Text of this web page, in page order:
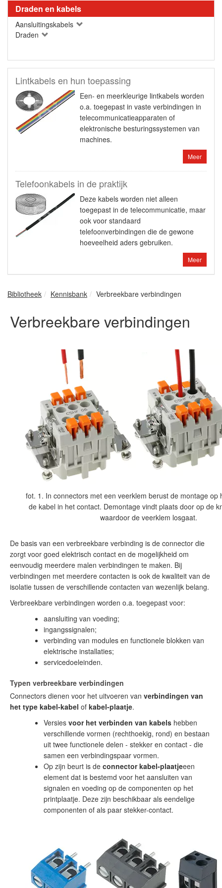
Draden en kabels
Aansluitingskabels
Draden
Lintkabels en hun toepassing
Een- en meerkleurige lintkabels worden
o.a. toegepast in vaste verbindingen in
telecommunicatieapparaten of
elektronische besturingssystemen van
machines.
Meer
Telefoonkabels in de praktijk
Deze kabels worden niet alleen
toegepast in de telecommunicatie, maar
ook voor standaard
telefoonverbindingen die de gewone
hoeveelheid aders gebruiken.
Meer
Bibliotheek Kennisbank Verbreekbare verbindingen
Verbreekbare verbindingen
fot. 1. In connectors met een veerklem berust de montage op
de kabel in het contact. Demontage vindt plaats door op de
waardoor de veerklem losgaat.
De basis van een verbreekbare verbinding is de connector die
zorgt voor goed elektrisch contact en de mogelijkheid om
eenvoudig meerdere malen verbindingen te maken. Bij
verbindingen met meerdere contacten is ook de kwaliteit van de
isolatie tussen de verschillende contacten van wezenlijk belang.
Verbreekbare verbindingen worden o.a. toegepast voor:
aansluiting van voeding;
ingangssignalen;
verbinding van modules en functionele blokken van
elektrische installaties;
servicedoeleinden.
Typen verbreekbare verbindingen
Connectors dienen voor het uitvoeren van verbindingen van
het type kabel-kabel of kabel-plaatje.
Versies voor het verbinden van kabels hebben
verschillende vormen (rechthoekig, rond) en bestaan
uit twee functionele delen - stekker en contact - die
samen een verbindingspaar vormen.
Op zijn beurt is de connector kabel-plaatjeeen
element dat is bestemd voor het aansluiten van
signalen en voeding op de componenten op het
printplaatje. Deze zijn beschikbaar als eendelige
componenten of als paar stekker-contact.